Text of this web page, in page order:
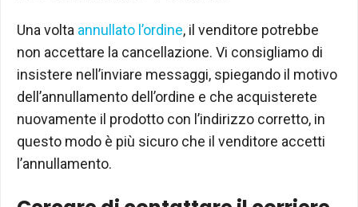
Una volta annullato l’ordine, il venditore potrebbe
non accettare la cancellazione. Vi consigliamo di
insistere nell’inviare messaggi, spiegando il motivo
dell’annullamento dell’ordine e che acquisterete
nuovamente il prodotto con l’indirizzo corretto, in
questo modo è più sicuro che il venditore accetti
l’annullamento.